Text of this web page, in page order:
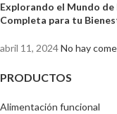
Explorando el Mundo
Completa para tu
abril 11, 2024No hay
PRODUCTOS
Alimentación funcional